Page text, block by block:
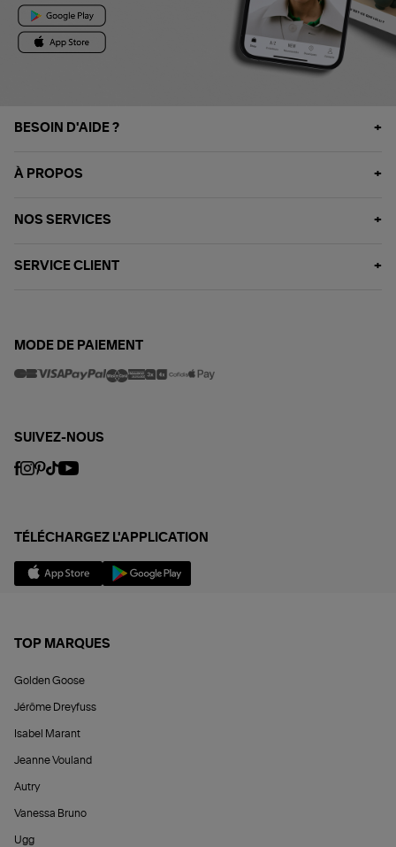
BESOIN D'AIDE ?
À PROPOS
NOS SERVICES
SERVICE CLIENT
MODE DE PAIEMENT
SUIVEZ-NOUS
TÉLÉCHARGEZ L'APPLICATION
TOP MARQUES
Golden Goose
Jérôme Dreyfuss
Isabel Marant
Jeanne Vouland
Autry
Vanessa Bruno
Ugg